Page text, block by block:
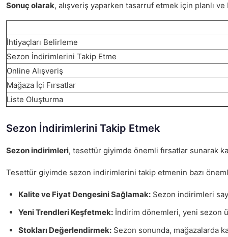
Sonuç olarak, alışveriş yaparken tasarruf etmek için planlı
İhtiyaçları Belirleme
Sezon İndirimlerini Takip Etme
Online Alışveriş
Mağaza İçi Fırsatlar
Liste Oluşturma
Sezon İndirimlerini Takip Etmek
Sezon indirimleri, tesettür giyimde önemli fırsatlar sunarak
Tesettür giyimde sezon indirimlerini takip etmenin bazı
Kalite ve Fiyat Dengesini Sağlamak: Sezon indirimleri
Yeni Trendleri Keşfetmek: İndirim dönemleri, yeni sezon
Stokları Değerlendirmek: Sezon sonunda, mağazalarda